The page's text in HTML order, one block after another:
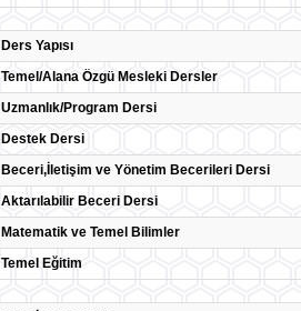
Ders Yapısı
Temel/Alana Özgü Mesleki Dersler
Uzmanlık/Program Dersi
Destek Dersi
Beceri,İletişim ve Yönetim Becerileri Dersi
Aktarılabilir Beceri Dersi
Matematik ve Temel Bilimler
Temel Eğitim